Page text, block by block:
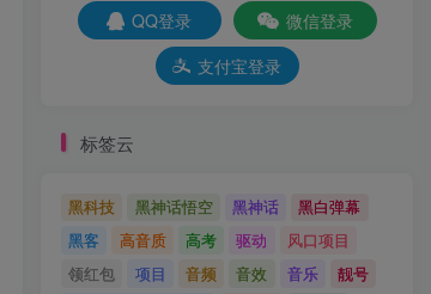
QQ登录
微信登录
支付宝登录
标签云
黑科技 黑神话悟空 黑神话
黑白弹幕
黑客
高音质 高考 驱动
风口项目
领红包
项目 音频 音效 音乐
靓号